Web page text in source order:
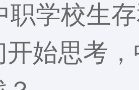
学校生
始思考